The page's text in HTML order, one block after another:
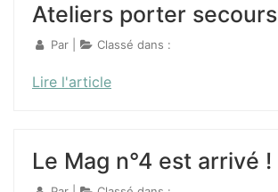
Ateliers porter secours
Par | Classé dans :
Lire l'article
Le Mag n°4 est arrivé !